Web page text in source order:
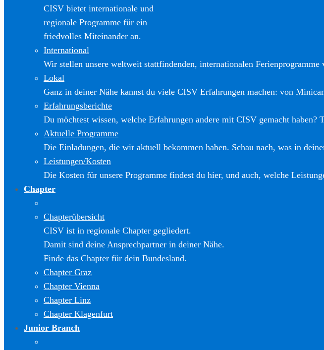
CISV bietet internationale und
regionale Programme für ein
friedvolles Miteinander an.
International
Wir stellen unsere weltweit stattfindenden, internationalen
Lokal
Ganz in deiner Nähe kannst du viele CISV Erfahrungen machen: von
Erfahrungsberichte
Du möchtest wissen, welche Erfahrungen andere mit CISV gemacht
Aktuelle Programme
Die Einladungen, die wir aktuell bekommen haben. Schau nach, was in
Leistungen/Kosten
Die Kosten für unsere Programme findest du hier, und auch, welche
Chapter
Chapterübersicht
CISV ist in regionale Chapter gegliedert.
Damit sind deine Ansprechpartner in deiner Nähe.
Finde das Chapter für dein Bundesland.
Chapter Graz
Chapter Vienna
Chapter Linz
Chapter Klagenfurt
Junior Branch